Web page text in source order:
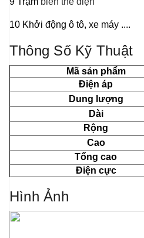
10 Khởi động ô tô, xe máy ....
Thông Số Kỹ Thuật
Mã sản phẩm
Điện áp
Dung lượng
Dài
Rộng
Cao
Tổng cao
Điện cực
Hình Ảnh